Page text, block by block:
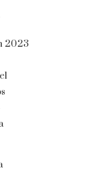
2023